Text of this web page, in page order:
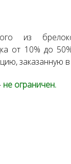
из
от 10% до
заказанную
не ограничен.